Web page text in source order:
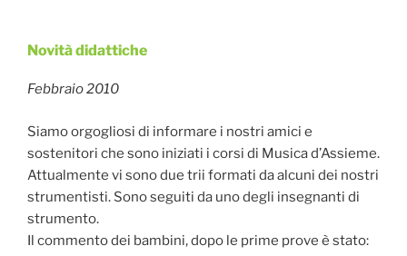
Pubblicato
Novità didattiche
Febbraio 2010
Siamo orgogliosi di informare i nostri amici e
sostenitori che sono iniziati i corsi di Musica d’Assieme.
Attualmente vi sono due trii formati da alcuni dei nostri
strumentisti. Sono seguiti da uno degli insegnanti di
strumento.
Il commento dei bambini, dopo le prime prove è stato: